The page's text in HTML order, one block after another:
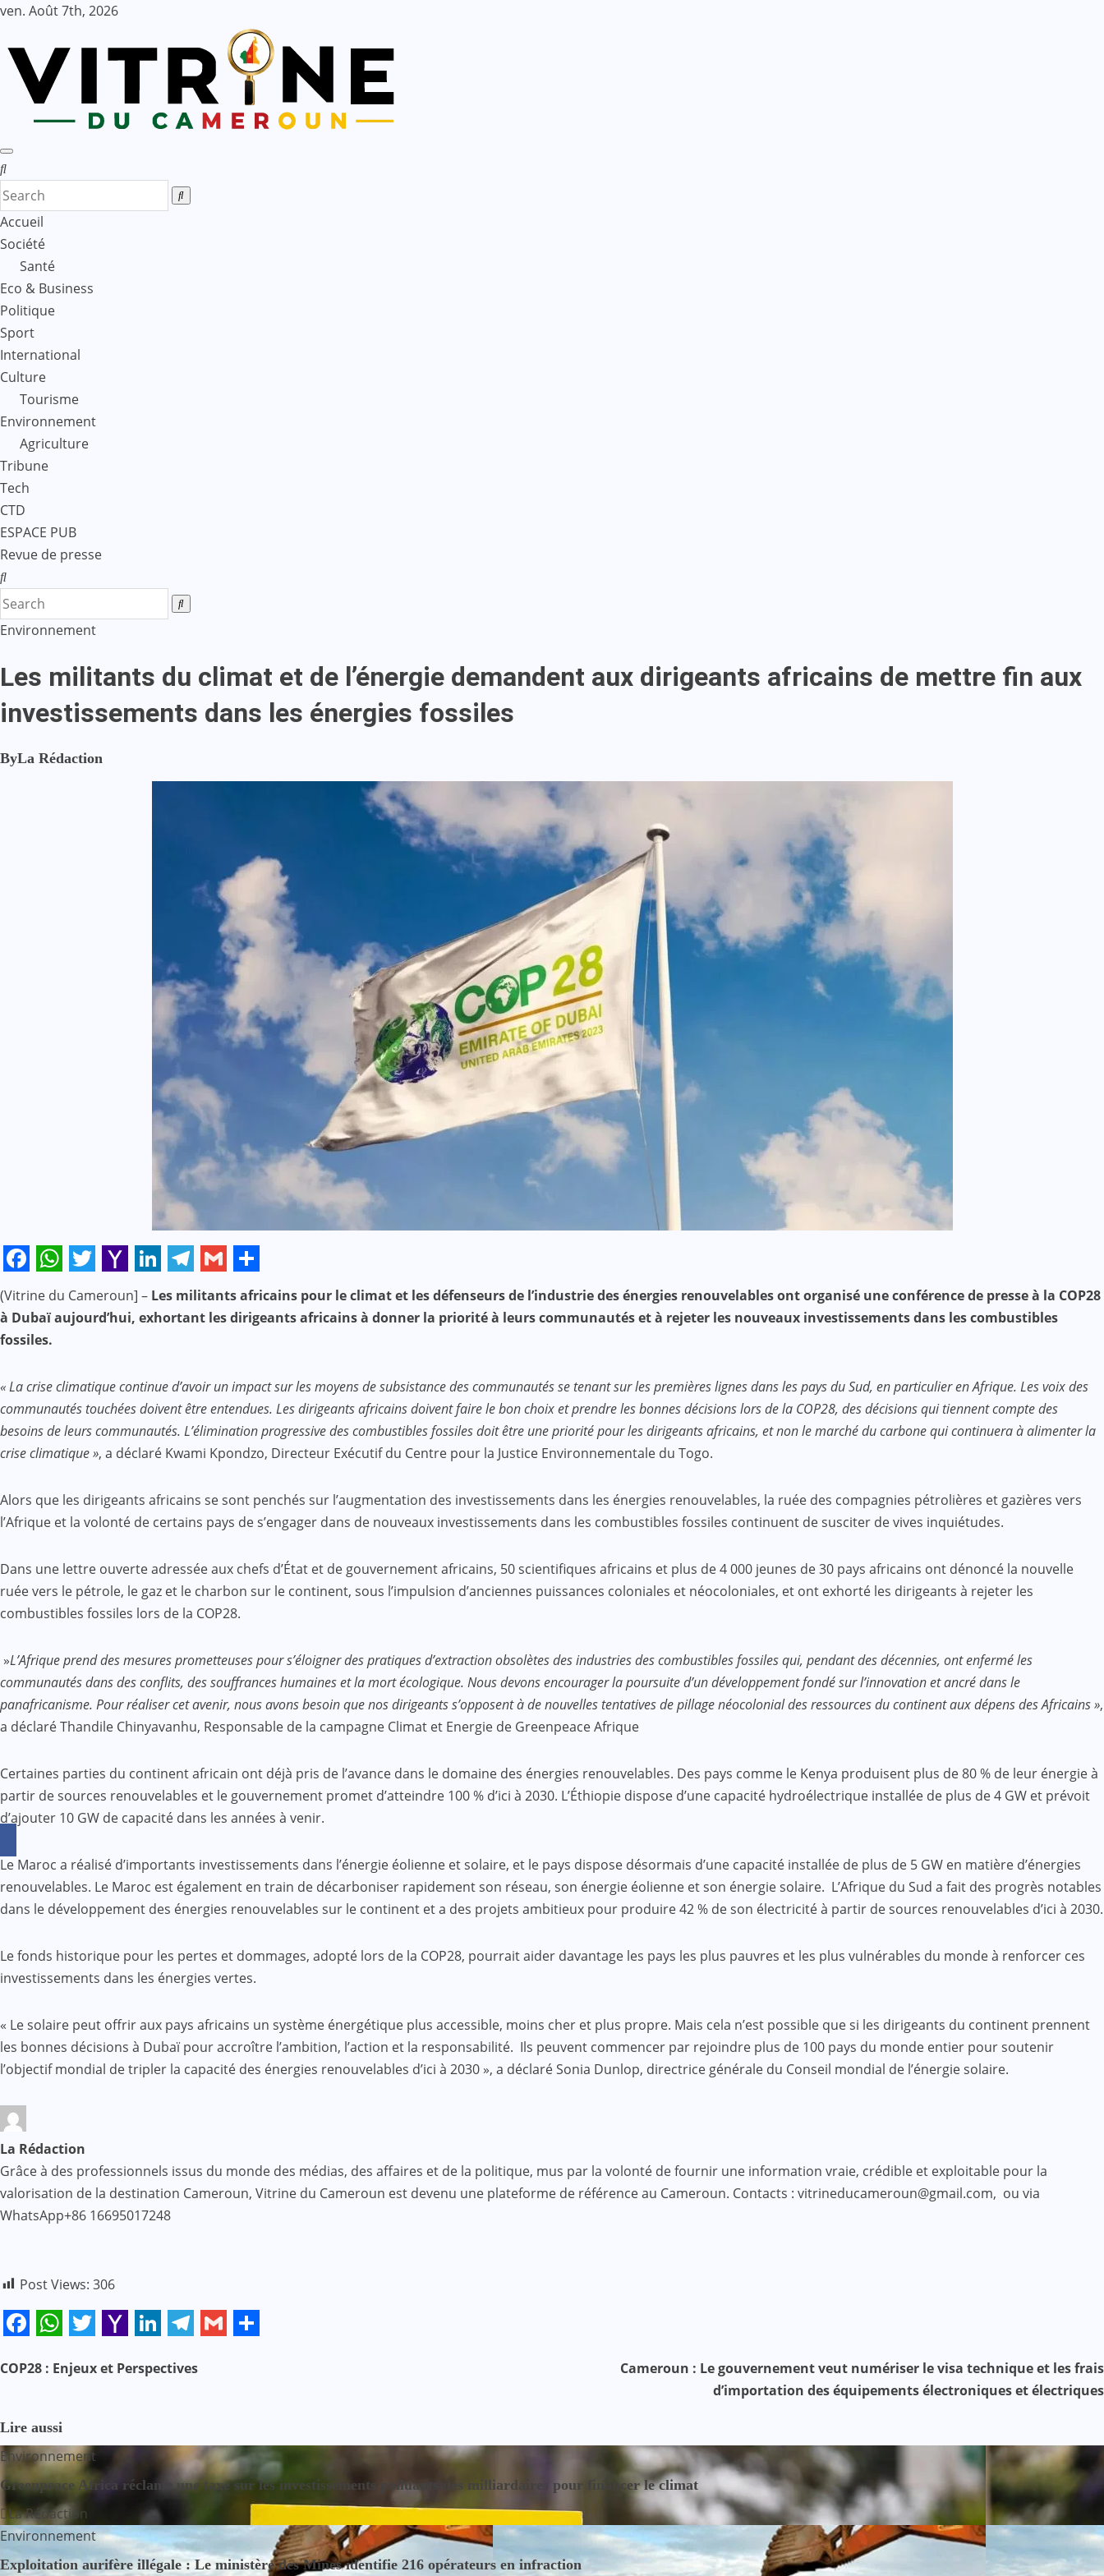
Skip
content
ven. Août 7th, 2026
Accueil
Société
Santé
Eco & Business
Politique
Sport
International
Culture
Tourisme
Environnement
Agriculture
Tribune
Tech
CTD
ESPACE PUB
Revue de presse
Environnement
Les militants du climat et de l’énergie demandent aux dirigeants africains de mettre fin aux
investissements dans les énergies fossiles
ByLa Rédaction
Facebook
WhatsApp
Twitter
Yahoo
Mail
LinkedIn
Telegram
Gmail
Share
(Vitrine du Cameroun] – Les militants africains pour le climat et les défenseurs de l’industrie des énergies renouvelables ont organisé une conférence de presse à la COP28
à Dubaï aujourd’hui, exhortant les dirigeants africains à donner la priorité à leurs communautés et à rejeter les nouveaux investissements dans les combustibles
fossiles.
« La crise climatique continue d’avoir un impact sur les moyens de subsistance des communautés se tenant sur les premières lignes dans les pays du Sud, en particulier en Afrique. Les voix des
communautés touchées doivent être entendues. Les dirigeants africains doivent faire le bon choix et prendre les bonnes décisions lors de la COP28, des décisions qui tiennent compte des
besoins de leurs communautés. L’élimination progressive des combustibles fossiles doit être une priorité pour les dirigeants africains, et non le marché du carbone qui continuera à alimenter la
crise climatique », a déclaré Kwami Kpondzo, Directeur Exécutif du Centre pour la Justice Environnementale du Togo.
Alors que les dirigeants africains se sont penchés sur l’augmentation des investissements dans les énergies renouvelables, la ruée des compagnies pétrolières et gazières vers
l’Afrique et la volonté de certains pays de s’engager dans de nouveaux investissements dans les combustibles fossiles continuent de susciter de vives inquiétudes.
Dans une lettre ouverte adressée aux chefs d’État et de gouvernement africains, 50 scientifiques africains et plus de 4 000 jeunes de 30 pays africains ont dénoncé la nouvelle
ruée vers le pétrole, le gaz et le charbon sur le continent, sous l’impulsion d’anciennes puissances coloniales et néocoloniales, et ont exhorté les dirigeants à rejeter les
combustibles fossiles lors de la COP28.
»L’Afrique prend des mesures prometteuses pour s’éloigner des pratiques d’extraction obsolètes des industries des combustibles fossiles qui, pendant des décennies, ont enfermé les
communautés dans des conflits, des souffrances humaines et la mort écologique. Nous devons encourager la poursuite d’un développement fondé sur l’innovation et ancré dans le
panafricanisme. Pour réaliser cet avenir, nous avons besoin que nos dirigeants s’opposent à de nouvelles tentatives de pillage néocolonial des ressources du continent aux dépens des Africains »,
a déclaré Thandile Chinyavanhu, Responsable de la campagne Climat et Energie de Greenpeace Afrique
Certaines parties du continent africain ont déjà pris de l’avance dans le domaine des énergies renouvelables. Des pays comme le Kenya produisent plus de 80 % de leur énergie à
partir de sources renouvelables et le gouvernement promet d’atteindre 100 % d’ici à 2030. L’Éthiopie dispose d’une capacité hydroélectrique installée de plus de 4 GW et prévoit
d’ajouter 10 GW de capacité dans les années à venir.
Le Maroc a réalisé d’importants investissements dans l’énergie éolienne et solaire, et le pays dispose désormais d’une capacité installée de plus de 5 GW en matière d’énergies
renouvelables. Le Maroc est également en train de décarboniser rapidement son réseau, son énergie éolienne et son énergie solaire. L’Afrique du Sud a fait des progrès notables
dans le développement des énergies renouvelables sur le continent et a des projets ambitieux pour produire 42 % de son électricité à partir de sources renouvelables d’ici à 2030.
Le fonds historique pour les pertes et dommages, adopté lors de la COP28, pourrait aider davantage les pays les plus pauvres et les plus vulnérables du monde à renforcer ces
investissements dans les énergies vertes.
« Le solaire peut offrir aux pays africains un système énergétique plus accessible, moins cher et plus propre. Mais cela n’est possible que si les dirigeants du continent prennent
les bonnes décisions à Dubaï pour accroître l’ambition, l’action et la responsabilité. Ils peuvent commencer par rejoindre plus de 100 pays du monde entier pour soutenir
l’objectif mondial de tripler la capacité des énergies renouvelables d’ici à 2030 », a déclaré Sonia Dunlop, directrice générale du Conseil mondial de l’énergie solaire.
La Rédaction
Grâce à des professionnels issus du monde des médias, des affaires et de la politique, mus par la volonté de fournir une information vraie, crédible et exploitable pour la
valorisation de la destination Cameroun, Vitrine du Cameroun est devenu une plateforme de référence au Cameroun. Contacts : vitrineducameroun@gmail.com, ou via
WhatsApp+86 16695017248
Post Views: 306
Mail
N
v
i
g
a
COP28 : Enjeux et Perspectives
Cameroun : Le gouvernement veut numériser le visa technique et les frais
d’importation des équipements électroniques et électriques
Lire aussi
Environnement
Greenpeace Africa réclame une taxe sur les investissements polluants des milliardaires pour financer le climat
La Rédaction
Environnement
Exploitation aurifère illégale : Le ministère des Mines identifie 216 opérateurs en infraction